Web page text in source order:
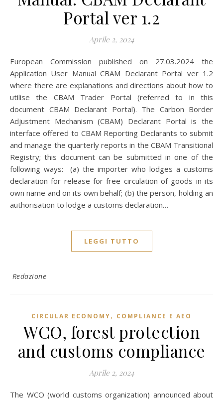
Portal ver 1.2
Aprile 2, 2024
European Commission published on 27.03.2024 the
Application User Manual CBAM Declarant Portal ver 1.2
where there are explanations and directions about how to
utilise the CBAM Trader Portal (referred to in this
document CBAM Declarant Portal). The Carbon Border
Adjustment Mechanism (CBAM) Declarant Portal is the
interface offered to CBAM Reporting Declarants to submit
and manage the quarterly reports in the CBAM Transitional
Registry; this document can be submitted in one of the
following ways: (a) the importer who lodges a customs
declaration for release for free circulation of goods in its
own name and on its own behalf; (b) the person, holding an
authorisation to lodge a customs declaration…
LEGGI TUTTO
Redazione
CIRCULAR ECONOMY, COMPLIANCE E AEO
WCO, forest protection
and customs compliance
Aprile 2, 2024
The WCO (world customs organization) announced about